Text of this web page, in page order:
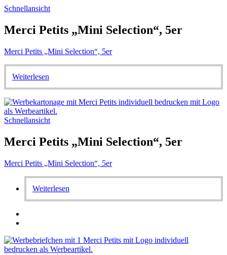
Schnellansicht
Merci Petits „Mini Selection“, 5er
Merci Petits „Mini Selection“, 5er
Weiterlesen
Schnellansicht
Merci Petits „Mini Selection“, 5er
Merci Petits „Mini Selection“, 5er
Weiterlesen